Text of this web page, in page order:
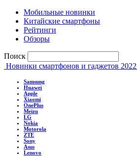
Мобильные новинки
Китайские смартфоны
Рейтинги
Обзоры
Поиск
Новинки смартфонов и гаджетов 2022
Samsung
Huawei
Apple
Xiaomi
OnePlus
Meizu
LG
Nokia
Motorola
ZTE
Sony
Asus
Lenovo